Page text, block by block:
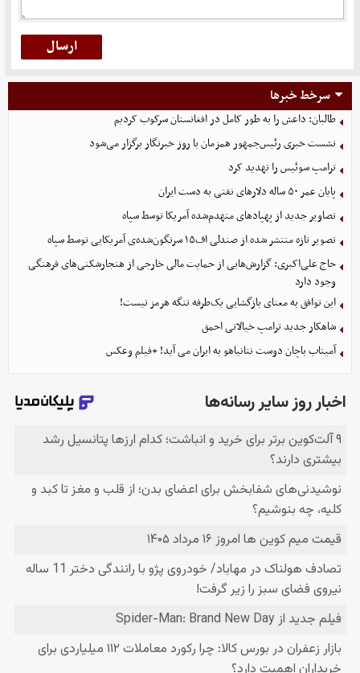
سرخط خبرها
طالبان: داعش را به طور کامل در افغانستان سرکوب کردیم
نشست خبری رئیس‌جمهور همزمان با روز خبرنگار برگزار می‌شود
ترامپ سوئیس را تهدید کرد
پایان عمر ۵۰ ساله دلارهای نفتی به دست ایران
تصاویر جدید از پهپادهای منهدم‌شده آمریکا توسط سپاه
تصویر تازه منتشر شده از صندلی اف۱۵ سرنگون‌شده‌ی آمریکایی توسط سپاه
حاج علی‌اکبری: گزارش‌هایی از حمایت مالی خارجی از هنجارشکنی‌های فرهنگی
وجود دارد
این توافق به معنای بازگشایی یک‌طرفه تنگه هرمز نیست!
شاهکار جدید ترامپ خیالاتی احمق
آمیتاب باچان دوست نتانیاهو به ایران می آید! +فیلم وعکس